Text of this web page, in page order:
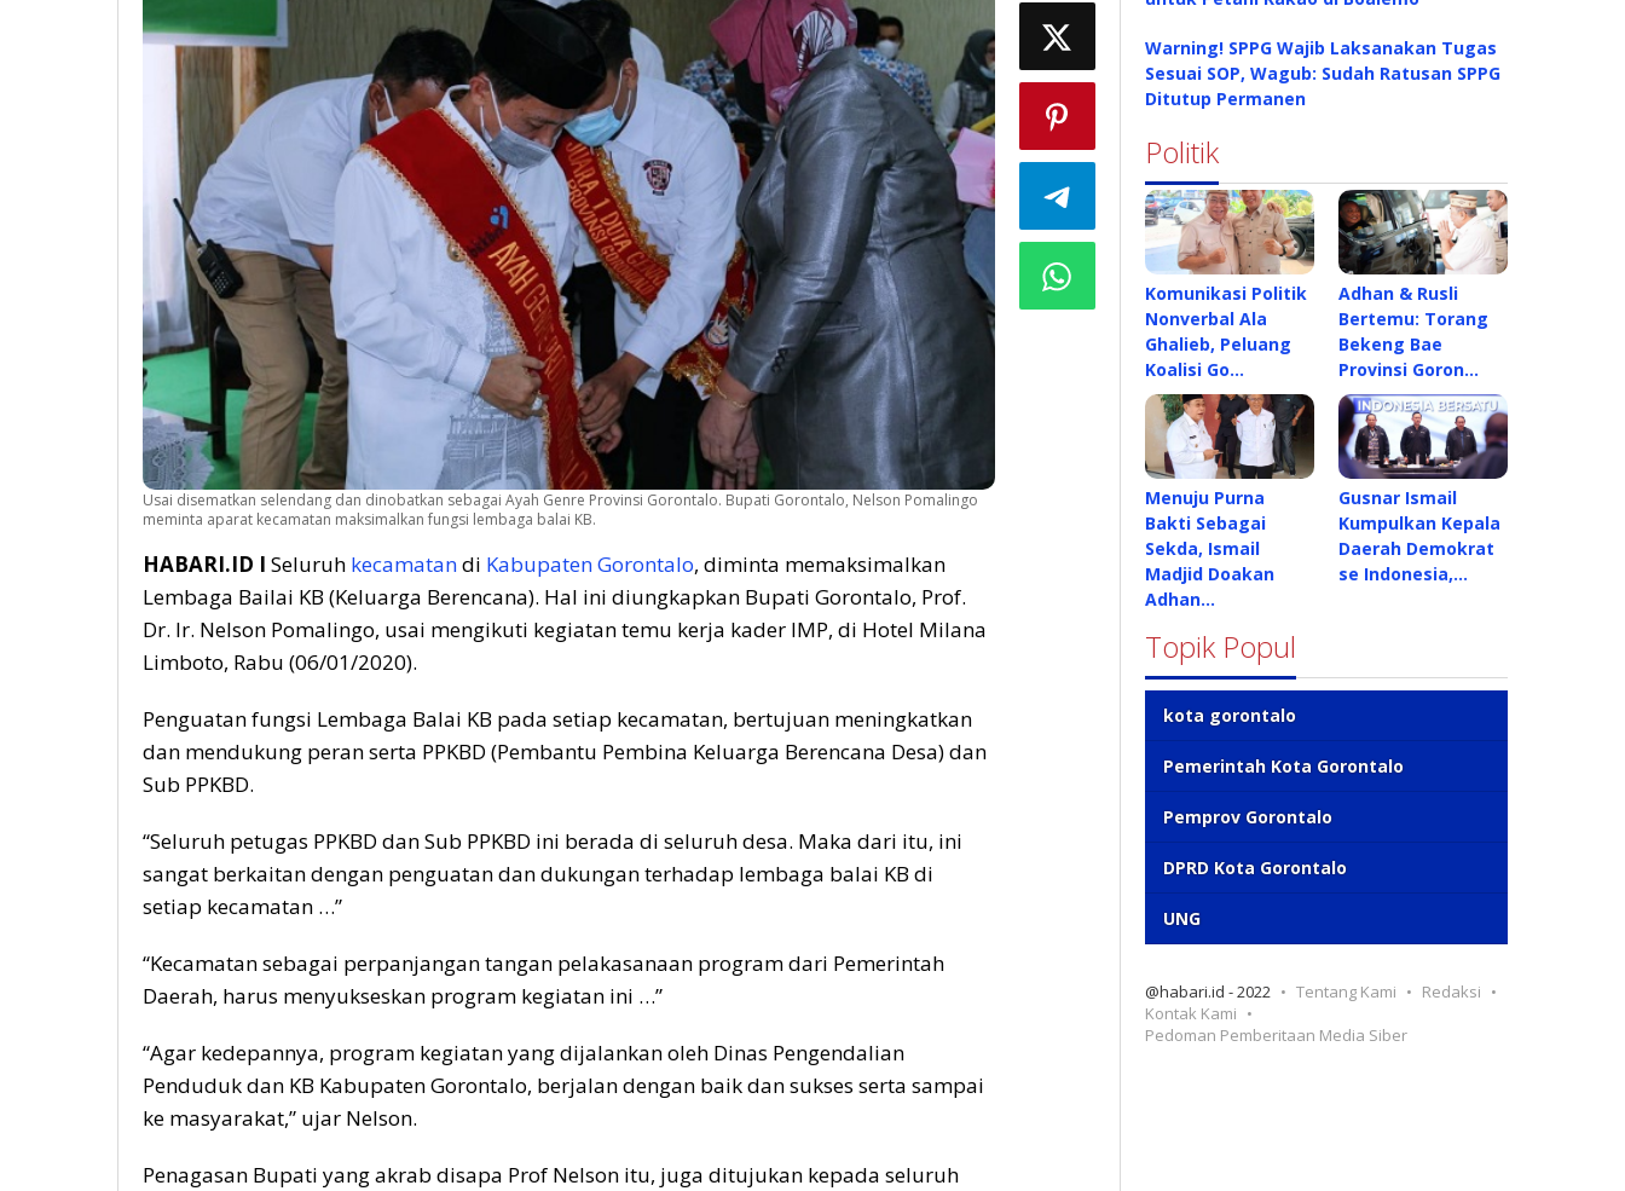
Usai disematkan selendang dan dinobatkan sebagai Ayah Genre Provinsi Gorontalo. Bupati Gorontalo, Nelson Pomalingo
meminta aparat kecamatan maksimalkan fungsi lembaga balai KB.
HABARI.ID I Seluruh kecamatandi Kabupaten Gorontalo, diminta memaksimalkan
Lembaga Bailai KB (Keluarga Berencana). Hal ini diungkapkan Bupati Gorontalo, Prof.
Dr. Ir. Nelson Pomalingo, usai mengikuti kegiatan temu kerja kader IMP, di Hotel Milana
Limboto, Rabu (06/01/2020).
Penguatan fungsi Lembaga Balai KB pada setiap kecamatan, bertujuan meningkatkan
dan mendukung peran serta PPKBD (Pembantu Pembina Keluarga Berencana Desa) dan
Sub PPKBD.
“Seluruh petugas PPKBD dan Sub PPKBD ini berada di seluruh desa. Maka dari itu, ini
sangat berkaitan dengan penguatan dan dukungan terhadap lembaga balai KB di
setiap kecamatan …”
“Kecamatan sebagai perpanjangan tangan pelakasanaan program dari Pemerintah
Daerah, harus menyukseskan program kegiatan ini …”
“Agar kedepannya, program kegiatan yang dijalankan oleh Dinas Pengendalian
Penduduk dan KB Kabupaten Gorontalo, berjalan dengan baik dan sukses serta sampai
ke masyarakat,” ujar Nelson.
Penagasan Bupati yang akrab disapa Prof Nelson itu, juga ditujukan kepada seluruh
Warning! SPPG Wajib Laksanakan Tugas
Sesuai SOP, Wagub: Sudah Ratusan SPPG
Ditutup Permanen
Politik
Komunikasi Politik
Nonverbal Ala
Ghalieb, Peluang
Koalisi Go…
Adhan & Rusli
Bertemu: Torang
Bekeng Bae
Provinsi Goron…
Menuju Purna
Bakti Sebagai
Sekda, Ismail
Madjid Doakan
Adhan…
Gusnar Ismail
Kumpulkan Kepala
Daerah Demokrat
se Indonesia,…
Topik Popul
kota gorontalo
Pemerintah Kota Gorontalo
Pemprov Gorontalo
DPRD Kota Gorontalo
UNG
@habari.id - 2022 Tentang Kami
Redaksi
Kontak Kami
Pedoman Pemberitaan Media Siber